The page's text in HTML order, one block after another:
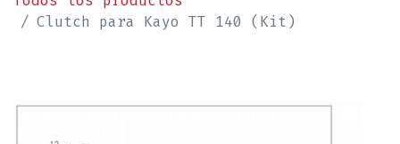
Clutch para Kayo TT 140 (Kit)